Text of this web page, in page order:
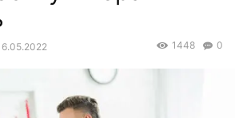
0
1448